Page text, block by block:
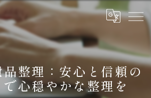
整理：安心と信頼の
心穏やかな整理を